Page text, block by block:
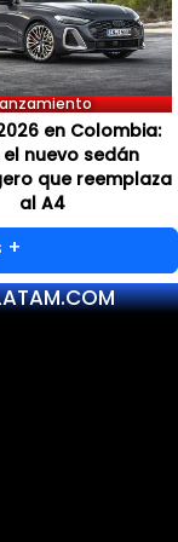
en Colombia:
nuevo sedán
que reemplaza
al A4
+